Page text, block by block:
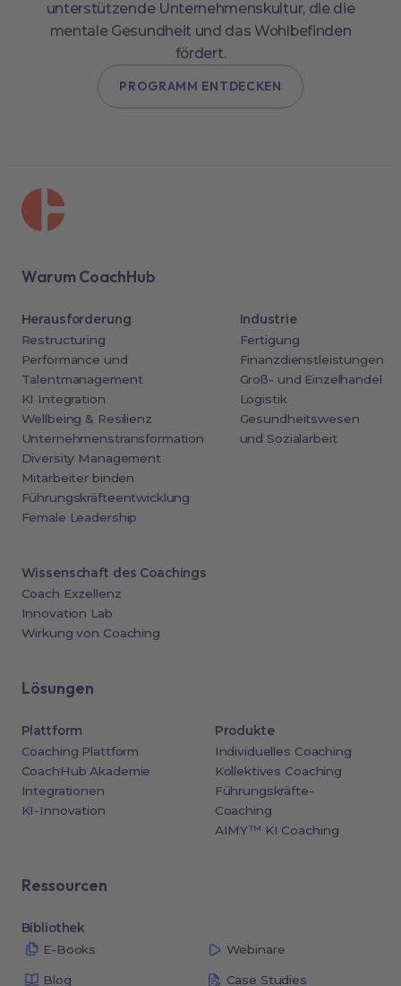
unterstützende Unternehmenskultur, die die
mentale Gesundheit und das Wohlbefinden
fördert.
PROGRAMM ENTDECKEN
Warum CoachHub
Herausforderung
Restructuring
Performance und
Talentmanagement
KI Integration
Wellbeing & Resilienz
Unternehmenstransformation
Diversity Management
Mitarbeiter binden
Führungskräfteentwicklung
Female Leadership
Industrie
Fertigung
Finanzdienstleistungen
Groß- und Einzelhandel
Logistik
Gesundheitswesen
und Sozialarbeit
Wissenschaft des Coachings
Coach Exzellenz
Innovation Lab
Wirkung von Coaching
Lösungen
Plattform
Coaching Plattform
CoachHub Akademie
Integrationen
KI-Innovation
Produkte
Individuelles Coaching
Kollektives Coaching
Führungskräfte-
Coaching
AIMY™ KI Coaching
Ressourcen
Bibliothek
E-Books
Webinare
Blog Case Studies